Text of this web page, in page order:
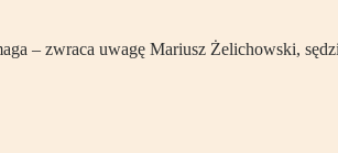
– zwraca uwagę Mariusz Żelichowski,